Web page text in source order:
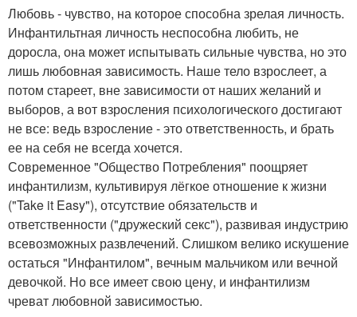
Любовь - чувство, на которое способна зрелая личность.
Инфантильтная личность неспособна любить, не
доросла, она может испытывать сильные чувства, но это
лишь любовная зависимость. Наше тело взрослеет, а
потом стареет, вне зависимости от наших желаний и
выборов, а вот взросления психологического достигают
не все: ведь взросление - это ответственность, и брать
ее на себя не всегда хочется.
Современное "Общество Потребления" поощряет
инфантилизм, культивируя лёгкое отношение к жизни
("Take it Easy"), отсутствие обязательств и
ответственности ("дружеский секс"), развивая индустрию
всевозможных развлечений. Слишком велико искушение
остаться "Инфантилом", вечным мальчиком или вечной
девочкой. Но все имеет свою цену, и инфантилизм
чреват любовной зависимостью.